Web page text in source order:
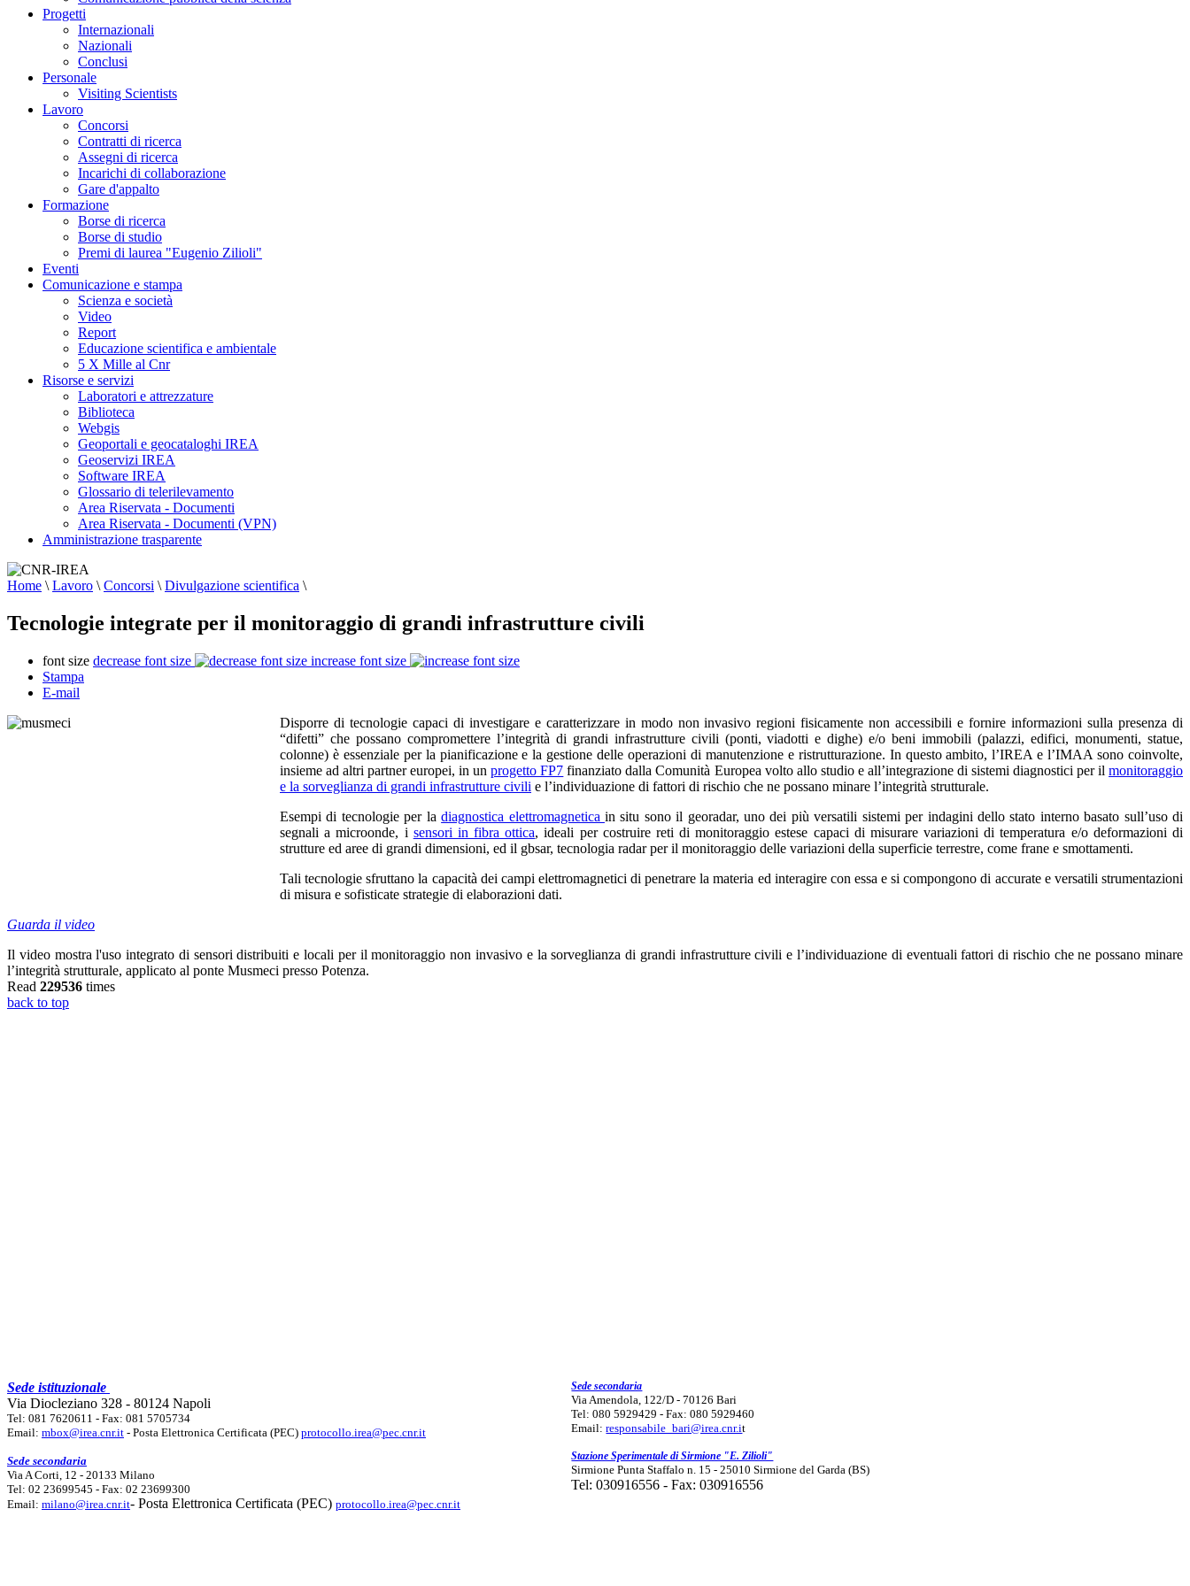
Progetti
Internazionali
Nazionali
Conclusi
Personale
Visiting Scientists
Lavoro
Concorsi
Contratti di ricerca
Assegni di ricerca
Incarichi di collaborazione
Gare d'appalto
Formazione
Borse di ricerca
Borse di studio
Premi di laurea "Eugenio Zilioli"
Eventi
Comunicazione e stampa
Scienza e società
Video
Report
Educazione scientifica e ambientale
5 X Mille al Cnr
Risorse e servizi
Laboratori e attrezzature
Biblioteca
Webgis
Geoportali e geocataloghi IREA
Geoservizi IREA
Software IREA
Glossario di telerilevamento
Area Riservata - Documenti
Area Riservata - Documenti (VPN)
Amministrazione trasparente
Home \ Lavoro \ Concorsi \ Divulgazione scientifica \
Tecnologie integrate per il monitoraggio di grandi infrastrutture civili
font size decrease font size
increase font size
Stampa
E-mail
Disporre di tecnologie capaci di investigare e caratterizzare in modo non invasivo regioni fisicamente non accessibili e fornire informazioni sulla presenza di
“difetti” che possano compromettere l’integrità di grandi infrastrutture civili (ponti, viadotti e dighe) e/o beni immobili (palazzi, edifici, monumenti, statue,
colonne) è essenziale per la pianificazione e la gestione delle operazioni di manutenzione e ristrutturazione. In questo ambito, l’IREA e l’IMAA sono coinvolte,
insieme ad altri partner europei, in unprogetto FP7 finanziato dalla Comunità Europea volto allo studio e all’integrazione di sistemi diagnostici per ilmonitoraggio
e la sorveglianza di grandi infrastrutture civili e l’individuazione di fattori di rischio che ne possano minare l’integrità strutturale.
Esempi di tecnologie per ladiagnostica elettromagnetica in situ sono il georadar, uno dei più versatili sistemi per indagini dello stato interno basato sull’uso di
segnali a microonde, i sensori in fibra ottica, ideali per costruire reti di monitoraggio estese capaci di misurare variazioni di temperatura e/o deformazioni di
strutture ed aree di grandi dimensioni, ed il gbsar, tecnologia radar per il monitoraggio delle variazioni della superficie terrestre, come frane e smottamenti.
Tali tecnologie sfruttano la capacità dei campi elettromagnetici di penetrare la materia ed interagire con essa e si compongono di accurate e versatili strumentazioni
di misura e sofisticate strategie di elaborazioni dati.
Guarda il video
Il video mostra l'uso integrato di sensori distribuiti e locali per il monitoraggio non invasivo e la sorveglianza di grandi infrastrutture civili e l’individuazione di eventuali fattori di rischio che ne possano minare
l’integrità strutturale, applicato al ponte Musmeci presso Potenza.
Read 229536 times
back to top
Sede istituzionale
Via Diocleziano 328 - 80124 Napoli
Tel: 081 7620611 - Fax: 081 5705734
Email: mbox@irea.cnr.it - Posta Elettronica Certificata (PEC) protocollo.irea@pec.cnr.it
Sede secondaria
Via A Corti, 12 - 20133 Milano
Tel: 02 23699545 - Fax: 02 23699300
Email: milano@irea.cnr.it- Posta Elettronica Certificata (PEC) protocollo.irea@pec.cnr.it
Sede secondaria
Via Amendola, 122/D - 70126 Bari
Tel: 080 5929429 - Fax: 080 5929460
Email:responsabile_bari@irea.cnr.it
Stazione Sperimentale di Sirmione "E. Zilioli"
Sirmione Punta Staffalo n. 15 - 25010 Sirmione del Garda (BS)
Tel: 030916556 - Fax: 030916556